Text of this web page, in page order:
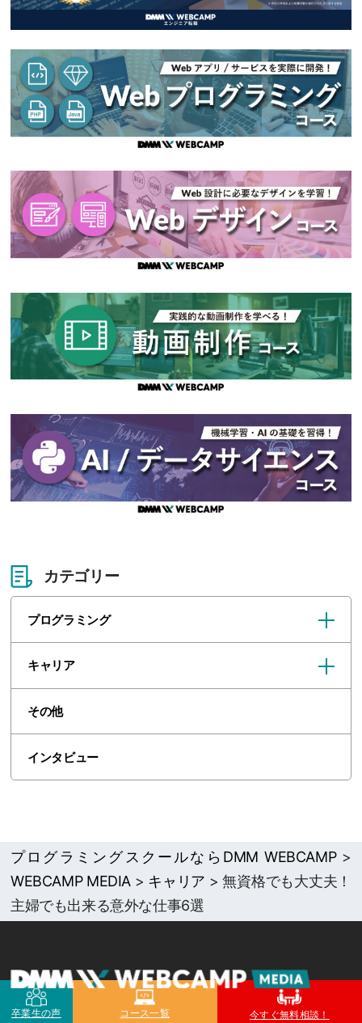
卒業生の声 コース一覧 今すぐ無料相談！
カテゴリー
プログラミング
キャリア
その他
インタビュー
プログラミングスクールならDMM WEBCAMP>
WEBCAMP MEDIA> キャリア >無資格でも大丈夫！
主婦でも出来る意外な仕事6選
運営企業